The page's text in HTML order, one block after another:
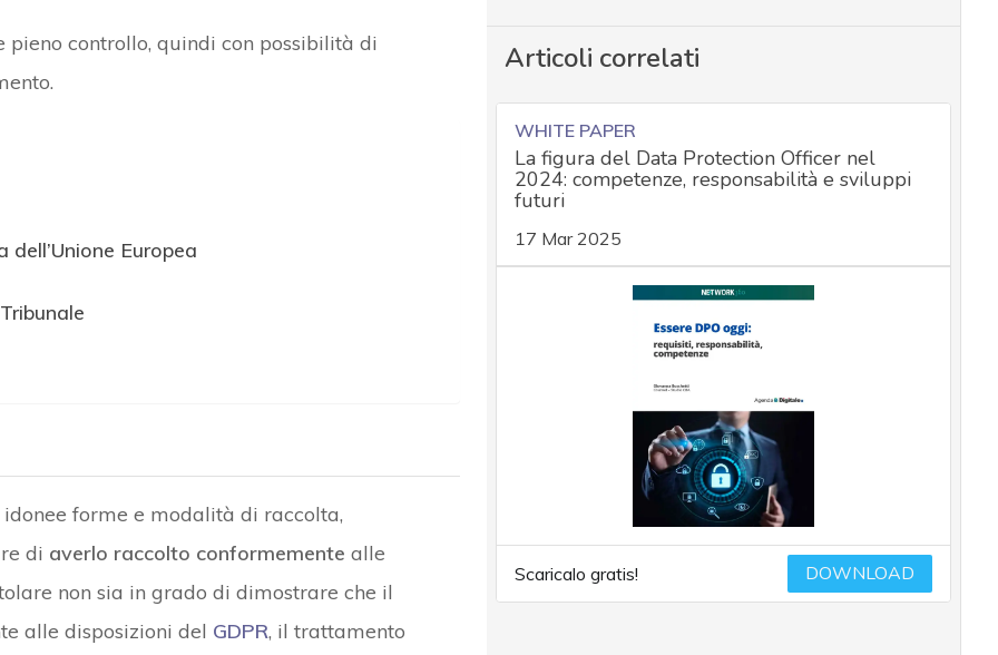
pieno controllo, quindi con possibilità di
Europea
forme e modalità di raccolta,
di averlo raccolto conformemente alle
non sia in grado di dimostrare che il
alle disposizioni del GDPR, il trattamento
Articoli correlati
WHITE PAPER
La figura del Data Protection Officer nel
2024: competenze, responsabilità e sviluppi
futuri
17 Mar 2025
Scaricalo gratis! DOWNLOAD